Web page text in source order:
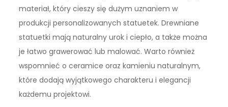
materiał, który cieszy się dużym uznaniem w
produkcji personalizowanych statuetek. Drewniane
statuetki mają naturalny urok i ciepło, a także można
je łatwo grawerować lub malować. Warto również
wspomnieć o ceramice oraz kamieniu naturalnym,
które dodają wyjątkowego charakteru i elegancji
każdemu projektowi.